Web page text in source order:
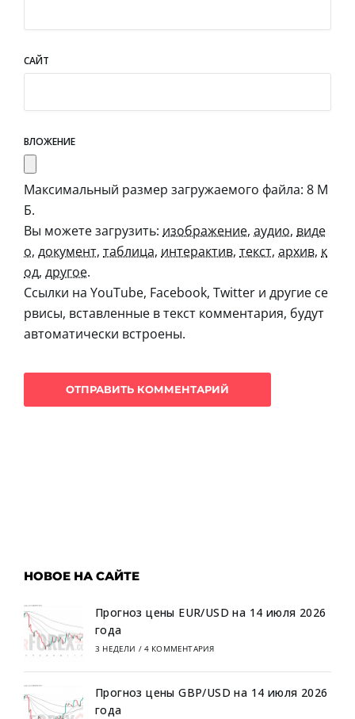
САЙТ
ВЛОЖЕНИЕ
Максимальный размер загружаемого файла: 8 М
Б.
Вы можете загрузить: изображение, аудио, виде
о, документ, таблица, интерактив, текст, архив, к
од, другое.
Ссылки на YouTube, Facebook, Twitter и другие се
рвисы, вставленные в текст комментария, будут
автоматически встроены.
НОВОЕ НА САЙТЕ
Прогноз цены EUR/USD на 14 июля 2026
года
3 НЕДЕЛИ / 4 КОММЕНТАРИЯ
Прогноз цены GBP/USD на 14 июля 2026
года